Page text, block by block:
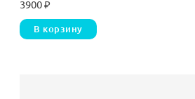
3900₽
В корзину